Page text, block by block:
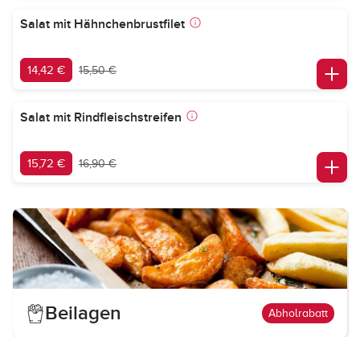
Salat mit Hähnchenbrustfilet
14,42 € 15,50 €
Salat mit Rindfleischstreifen
15,72 € 16,90 €
Beilagen Abholrabatt